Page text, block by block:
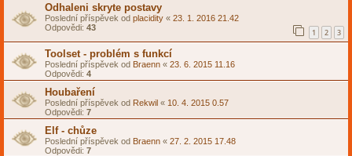
Odhaleni skryte postavy
Poslední příspěvek od placidity « 23. 1. 2016 21.42
Odpovědi: 43 1 2 3
Toolset - problém s funkcí
Poslední příspěvek od Braenn « 23. 6. 2015 11.16
Odpovědi: 4
Houbaření
Poslední příspěvek od Rekwil « 10. 4. 2015 0.57
Odpovědi: 7
Elf - chůze
Poslední příspěvek od Braenn « 27. 2. 2015 17.48
Odpovědi: 7